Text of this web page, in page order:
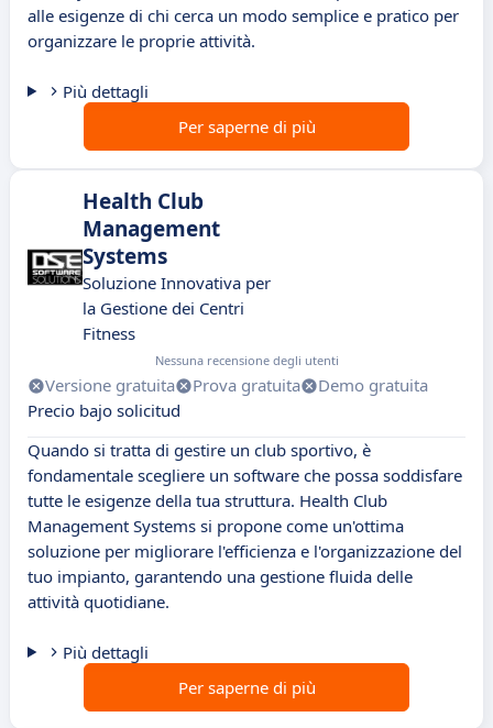
alle esigenze di chi cerca un modo semplice e pratico per
organizzare le proprie attività.
Più dettagli
Per saperne di più
Health Club
Management
Systems
Soluzione Innovativa per
la Gestione dei Centri
Fitness
Nessuna recensione degli utenti
Versione gratuita Prova gratuita
Demo gratuita
Precio bajo solicitud
Quando si tratta di gestire un club sportivo, è
fondamentale scegliere un software che possa soddisfare
tutte le esigenze della tua struttura. Health Club
Management Systems si propone come un'ottima
soluzione per migliorare l'efficienza e l'organizzazione del
tuo impianto, garantendo una gestione fluida delle
attività quotidiane.
Più dettagli
Per saperne di più